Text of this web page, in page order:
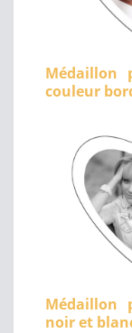
Médaillon
couleur
Médaillon
noir et